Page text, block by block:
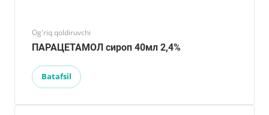
Og'riq qoldiruvchi
ПАРАЦЕТАМОЛ сироп 40мл 2,4%
Batafsil